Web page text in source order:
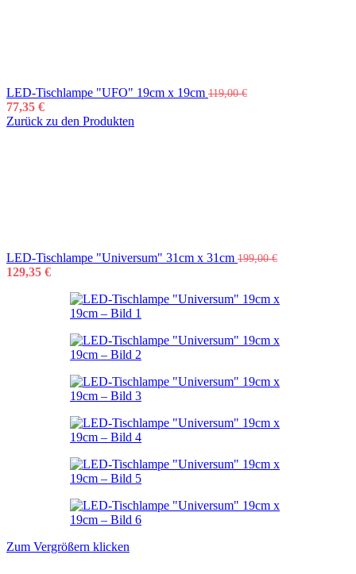
LED-Tischlampe "UFO" 19cm x 19cm 119,00€
77,35 €
Zurück zu den Produkten
LED-Tischlampe "Universum" 31cm x 31cm 199,00€
129,35 €
Zum Vergrößern klicken